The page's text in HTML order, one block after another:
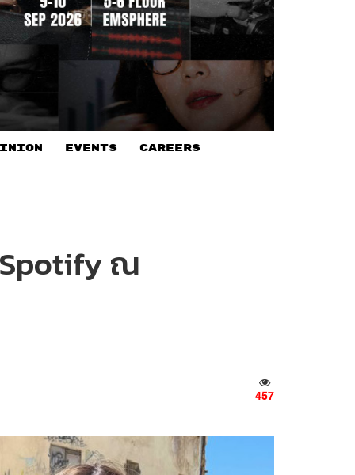
EVENTS CAREERS
Spotify ณ
457